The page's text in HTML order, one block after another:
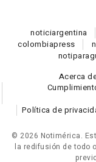
noticiargentina
colombiapress
noti
Acerca
Política de
© 2026 Notimérica.
la redifusión de todo